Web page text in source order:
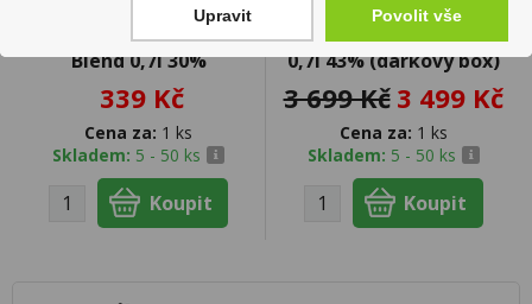
Ballantines Sweet
Blend 0,7l 30%
339 Kč
Cena za: 1 ks
Skladem: 5 - 50 ks
Kiss Monstrum 14YO
0,7l 43% (dárkový box)
3 699 Kč 3 499 Kč
Cena za: 1 ks
Skladem: 5 - 50 ks
Upravit Povolit vše